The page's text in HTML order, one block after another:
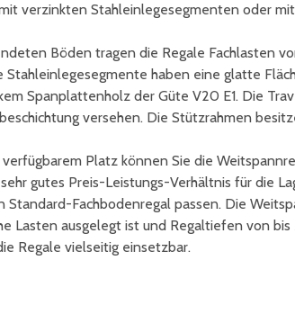
verzinkten Stahleinlegesegmenten oder
Böden tragen die Regale Fachlasten
haben eine glatte
Spanplattenholz der Güte V20 E1. Die
versehen. Die Stützrahmen
verfügbarem Platz können Sie die
gutes Preis-Leistungs-Verhältnis für die
Standard-Fachbodenregal passen. Die
Lasten ausgelegt ist und Regaltiefen von
Regale vielseitig einsetzbar.